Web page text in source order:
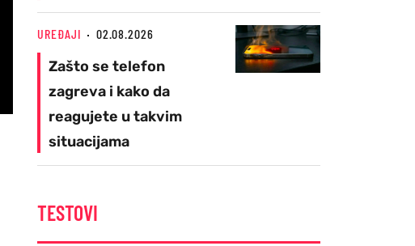
UREĐAJI 02.08.2026
Zašto se telefon
zagreva i kako da
reagujete u takvim
situacijama
TESTOVI